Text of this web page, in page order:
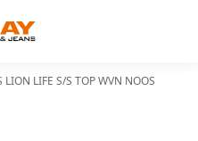
LION LIFE S/S TOP WVN NOOS